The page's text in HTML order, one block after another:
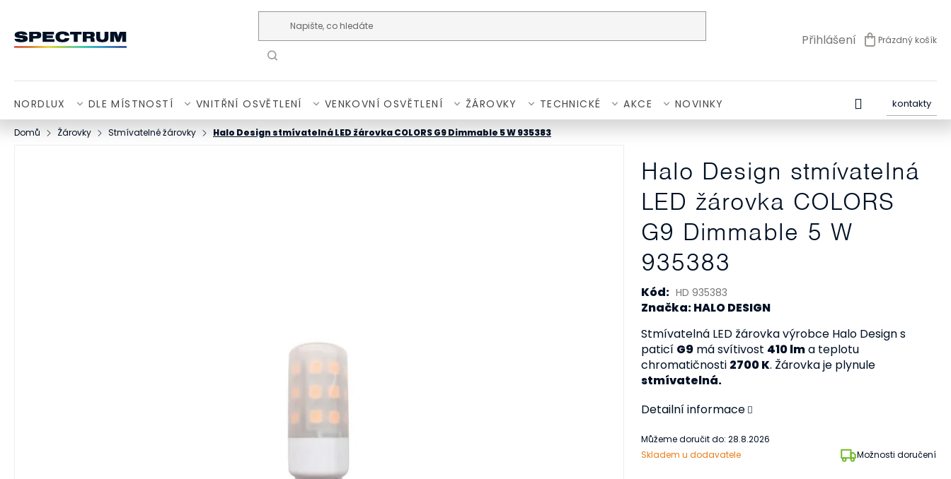
Přihlášení NÁKUPNÍ
Prázdný košík
NORDLUX DLE MÍSTNOSTÍ VNITŘNÍ OSVĚTLENÍ VENKOVNÍ OSVĚTLENÍ ŽÁROVKY TECHNICKÉ AKCE NOVINKY kontakty
Domů Žárovky Stmívatelné žárovky Halo Design stmívatelná LED žárovka COLORS G9 Dimmable 5 W 935383
Halo Design stmívatelná
LED žárovka COLORS
G9 Dimmable 5 W
935383
Kód: HD 935383
Značka: HALO DESIGN
Skladem u dodavatele Možnosti doručení
Můžeme doručit do: 28.8.2026
Stmívatelná LED žárovka výrobce Halo Design s
paticí G9má svítivost 410 lma teplotu
chromatičnosti 2700 K. Žárovka je plynule
stmívatelná.
Detailní informace